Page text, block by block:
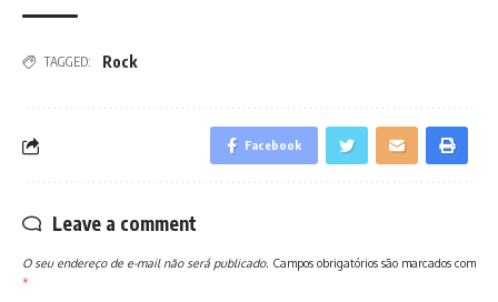
TAGGED: Rock
Facebook
Leave a comment
O seu endereço de e-mail não será publicado. Campos obrigatórios são marcados com
*